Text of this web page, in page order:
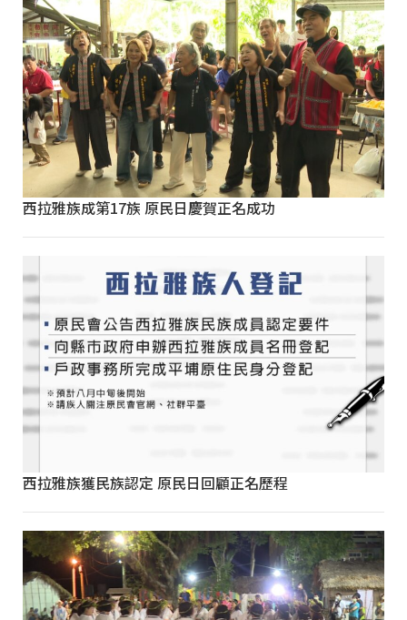
西拉雅族成第17族 原民日慶賀正名成功
西拉雅族獲民族認定 原民日回顧正名歷程